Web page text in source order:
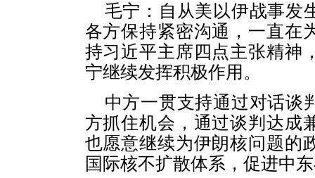
毛宁：自从美以伊战事发
各方保持紧密沟通，一直在
持习近平主席四点主张精神
宁继续发挥积极作用。
中方一贯支持通过对话谈
方抓住机会，通过谈判达成
也愿意继续为伊朗核问题的
国际核不扩散体系，促进中